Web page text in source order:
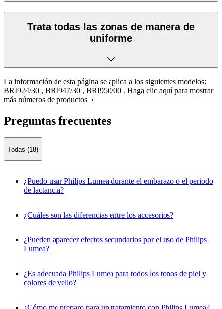
Trata todas las zonas de manera de
uniforme
La información de esta página se aplica a los siguientes modelos:
BRI924/30 , BRI947/30 , BRI950/00 . Haga clic aquí para mostrar
más números de productos ›
Preguntas frecuentes
Todas (18)
¿Puedo usar Philips Lumea durante el embarazo o el periodo
de lactancia?
¿Cuáles son las diferencias entre los accesorios?
¿Pueden aparecer efectos secundarios por el uso de Philips
Lumea?
¿Es adecuada Philips Lumea para todos los tonos de piel y
colores de vello?
¿Cómo me preparo para un tratamiento con Philips Lumea?